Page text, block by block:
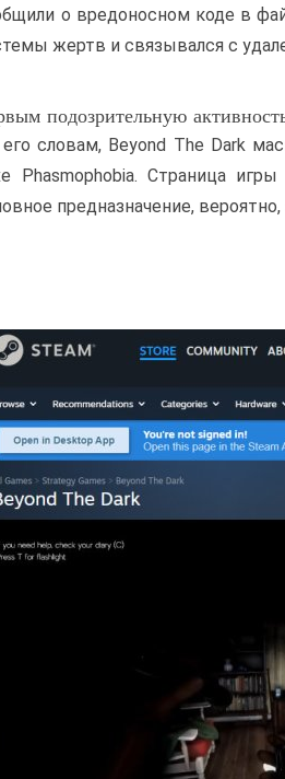
о вредоносном коде в
жертв и связывался с
подозрительную
словам, Beyond The Dark
Phasmophobia. Страница
предназначение,